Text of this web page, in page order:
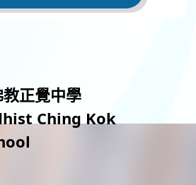
正覺中學
Ching Kok